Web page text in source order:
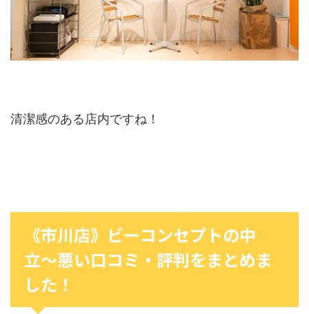
清潔感のある店内ですね！
《市川店》ビーコンセプトの中
立〜悪い口コミ・評判をまとめま
した！